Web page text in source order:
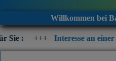
Willkommen bei
Interesse an einer